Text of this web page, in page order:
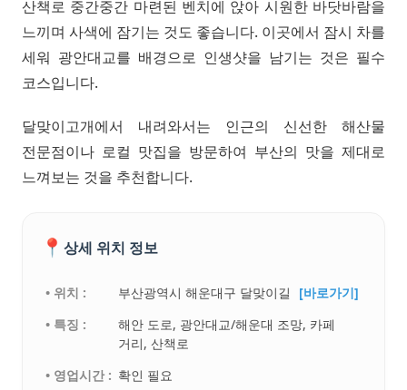
산책로 중간중간 마련된 벤치에 앉아 시원한 바닷바람을
느끼며 사색에 잠기는 것도 좋습니다. 이곳에서 잠시 차를
세워 광안대교를 배경으로 인생샷을 남기는 것은 필수
코스입니다.
달맞이고개에서 내려와서는 인근의 신선한 해산물
전문점이나 로컬 맛집을 방문하여 부산의 맛을 제대로
느껴보는 것을 추천합니다.
📍 상세 위치 정보
• 위치 : 부산광역시 해운대구 달맞이길
[바로가기]
• 특징 :
해안 도로, 광안대교/해운대 조망, 카페
거리, 산책로
• 영업시간 : 확인 필요